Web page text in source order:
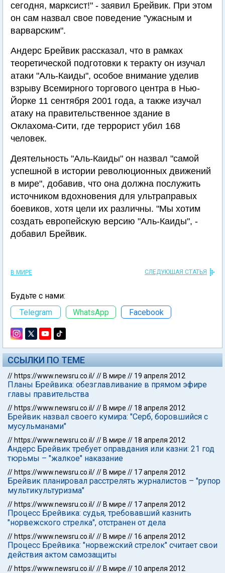
сегодня, марксист!" - заявил Брейвик. При этом
он сам назвал свое поведение "ужасным и
варварским".
Андерс Брейвик рассказал, что в рамках
теоретической подготовки к теракту он изучал
атаки "Аль-Каиды", особое внимание уделив
взрыву Всемирного торгового центра в Нью-
Йорке 11 сентября 2001 года, а также изучал
атаку на правительственное здание в
Оклахома-Сити, где террорист убил 168
человек.
Деятельность "Аль-Каиды" он назвал "самой
успешной в истории революционных движений
в мире", добавив, что она должна послужить
источником вдохновения для ультраправых
боевиков, хотя цели их различны. "Мы хотим
создать европейскую версию "Аль-Каиды", -
добавил Брейвик.
В МИРЕ СЛЕДУЮЩАЯ СТАТЬЯ
Будьте с нами:
Telegram
WhatsApp Facebook
ССЫЛКИ ПО ТЕМЕ
// https://www.newsru.co.il/// В мире // 19 апреля 2012
Планы Брейвика: обезглавливание в прямом эфире
главы правительства
// https://www.newsru.co.il/// В мире // 18 апреля 2012
Брейвик назвал своего кумира: "Серб, боровшийся с
мусульманами"
// https://www.newsru.co.il/// В мире // 18 апреля 2012
Андерс Брейвик требует оправдания или казни: 21 год
тюрьмы – "жалкое" наказание
// https://www.newsru.co.il/// В мире // 17 апреля 2012
Брейвик планировал расстрелять журналистов – "рупор
мультикультуризма"
// https://www.newsru.co.il/// В мире // 17 апреля 2012
Процесс Брейвика: судья, требовавший казнить
"норвежского стрелка", отстранен от дела
// https://www.newsru.co.il/// В мире // 16 апреля 2012
Процесс Брейвика: "норвежский стрелок" считает свои
действия актом самозащиты
// https://www.newsru.co.il/// В мире // 10 апреля 2012